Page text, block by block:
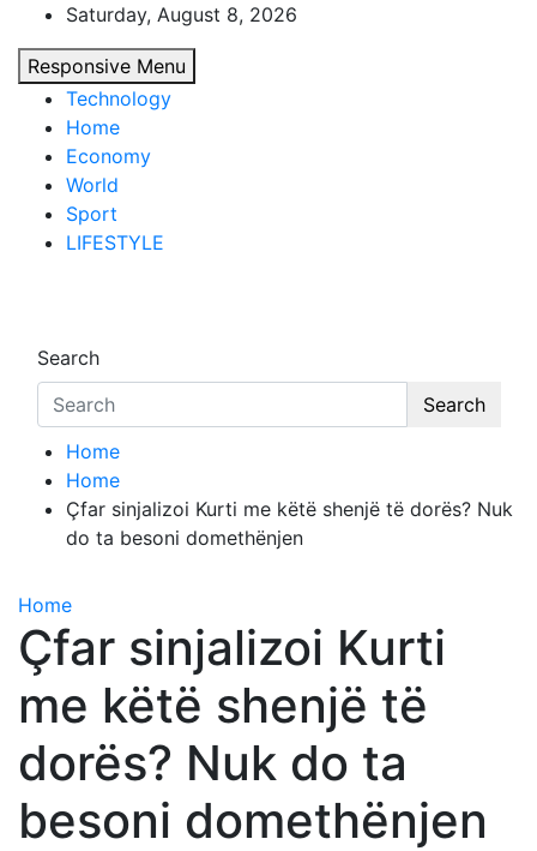
content
Saturday, August 8, 2026
Responsive Menu
Technology
Home
Economy
World
Sport
LIFESTYLE
Search
Search
Home
Home
Çfar sinjalizoi Kurti me këtë shenjë të dorës? Nuk
do ta besoni domethënjen
Home
Çfar sinjalizoi Kurti
me këtë shenjë të
dorës? Nuk do ta
besoni domethënjen